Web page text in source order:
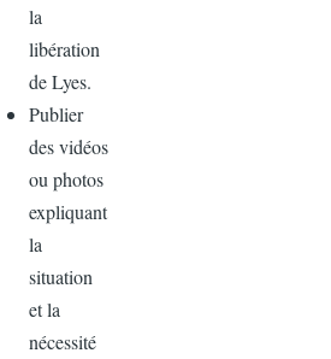
la
libération
de Lyes.
Publier
des vidéos
ou photos
expliquant
la
situation
et la
nécessité